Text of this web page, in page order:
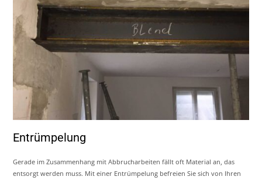
Entrümpelung
Gerade im Zusammenhang mit Abbrucharbeiten fällt oft Material an, das
entsorgt werden muss. Mit einer Entrümpelung befreien Sie sich von Ihren